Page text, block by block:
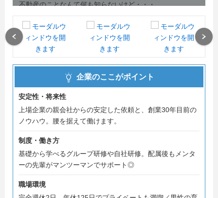
不動産のことなんて何も知らないけど・・・
これから自分が働く場所を探すうえで、
何もわからない状態で選ぶことは、不安がいっぱいだと思
います。
まずは会社のこと、仕事のこと、ルールや環境のことを説
明会でお伝えします。
#夏採用#内々定まで最短2週間
企業のここがポイント
安定性・将来性
上場企業の親会社からの安定した依頼と、創業30年目前の
ノウハウ。腰を据えて働けます。
制度・働き方
基礎から学べるグループ研修や自社研修。配属後もメンタ
ーの先輩がマンツーマンでサポート◎
職場環境